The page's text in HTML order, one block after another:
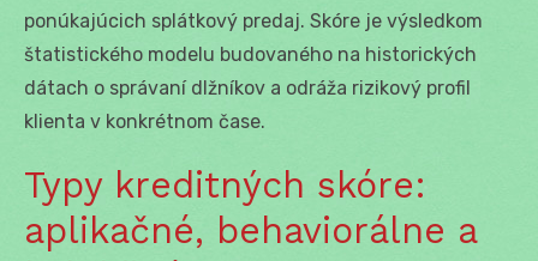
ponúkajúcich splátkový predaj. Skóre je výsledkom
štatistického modelu budovaného na historických
dátach o správaní dlžníkov a odráža rizikový profil
klienta v konkrétnom čase.
Typy kreditných skóre:
aplikačné, behaviorálne a